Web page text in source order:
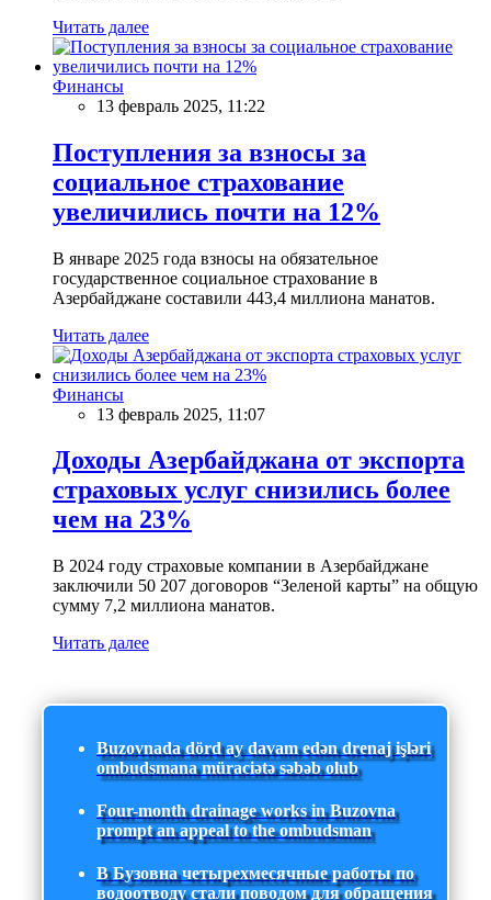
Читать далее
Финансы
13 февраль 2025, 11:22
Поступления за взносы за
социальное страхование
увеличились почти на 12%
В январе 2025 года взносы на обязательное
государственное социальное страхование в
Азербайджане составили 443,4 миллиона манатов.
Читать далее
Финансы
13 февраль 2025, 11:07
Доходы Азербайджана от экспорта
страховых услуг снизились более
чем на 23%
В 2024 году страховые компании в Азербайджане
заключили 50 207 договоров “Зеленой карты” на общую
сумму 7,2 миллиона манатов.
Читать далее
Buzovnada dörd ay davam edən drenaj işləri
ombudsmana müraciətə səbəb olub
Four-month drainage works in Buzovna
prompt an appeal to the ombudsman
В Бузовна четырехмесячные работы по
водоотводу стали поводом для обращения